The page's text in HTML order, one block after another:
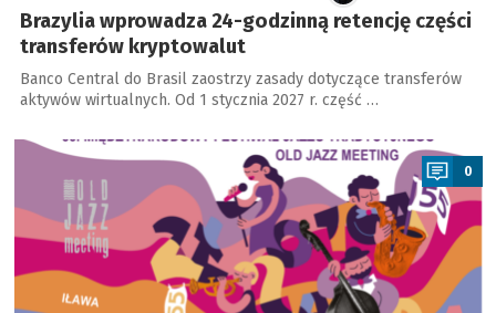
Brazylia wprowadza 24-godzinną retencję części
transferów kryptowalut
Banco Central do Brasil zaostrzy zasady dotyczące transferów
aktywów wirtualnych. Od 1 stycznia 2027 r. część …
a
0